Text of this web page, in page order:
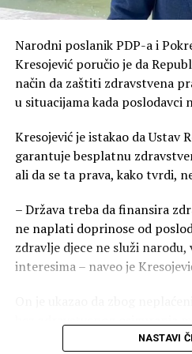
i osnovnih
namirnica
građani
žive u
ćuti ili
saopštenja
sadržine.
trgovine i
povjerena
tržištu,
potpuno
on.
Narodni poslanik PDP-a i
Kresojević poručio je da
način da zaštiti zdravstvena
u situacijama kada poslodavci
Kresojević je istakao da Ustav
garantuje besplatnu
ali da se ta prava, kako tvrdi,
– Država treba da finansira
ne naplati doprinose od
zdravlje djece ne služi narodu,
interesima – naveo je
njihova djeca, koja, kako je
NASTAVI